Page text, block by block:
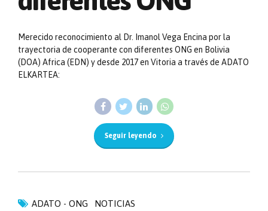
Merecido reconocimiento al Dr. Imanol Vega Encina por la
trayectoria de cooperante con diferentes ONG en Bolivia
(DOA) Africa (EDN) y desde 2017 en Vitoria a través de ADATO
ELKARTEA:
Seguir leyendo
ADATO - ONG NOTICIAS